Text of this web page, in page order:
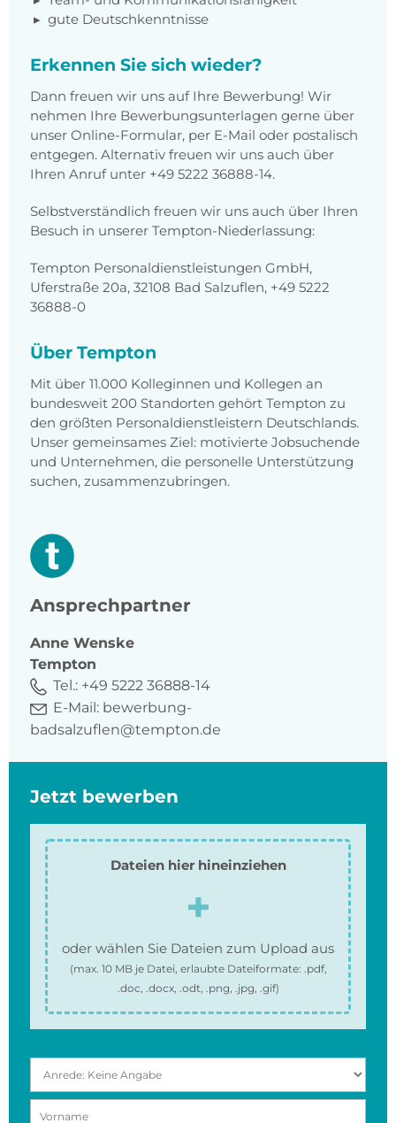
gute Deutschkenntnisse
Erkennen Sie sich wieder?
Dann freuen wir uns auf Ihre Bewerbung! Wir
nehmen Ihre Bewerbungsunterlagen gerne über
unser Online-Formular, per E-Mail oder postalisch
entgegen. Alternativ freuen wir uns auch über
Ihren Anruf unter +49 5222 36888-14.
Selbstverständlich freuen wir uns auch über Ihren
Besuch in unserer Tempton-Niederlassung:
Tempton Personaldienstleistungen GmbH,
Uferstraße 20a, 32108 Bad Salzuflen, +49 5222
36888-0
Über Tempton
Mit über 11.000 Kolleginnen und Kollegen an
bundesweit 200 Standorten gehört Tempton zu
den größten Personaldienstleistern Deutschlands.
Unser gemeinsames Ziel: motivierte Jobsuchende
und Unternehmen, die personelle Unterstützung
suchen, zusammenzubringen.
Ansprechpartner
Anne Wenske
Tempton
Tel.: +49 5222 36888-14
E-Mail: bewerbung-
badsalzuflen@tempton.de
Jetzt bewerben
Dateien hier hineinziehen
oder wählen Sie Dateien zum Upload aus
(max. 10 MBje Datei, erlaubte Dateiformate: .pdf,
.doc, .docx, .odt, .png, .jpg, .gif)